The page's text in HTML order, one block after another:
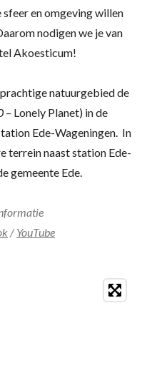
sfeer en omgeving willen
nodigen we je van
Akoesticum!
natuurgebied de
– Lonely Planet) in de
Ede-Wageningen. In
terrein naast station Ede-
gemeente Ede.
/YouTube